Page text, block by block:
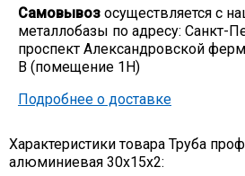
Самовывоз осуществляется с
металлобазы по адресу: Санкт-
проспект Александровской
В (помещение 1Н)
Подробнее о доставке
Характеристики товара Труба
алюминиевая 30х15х2: